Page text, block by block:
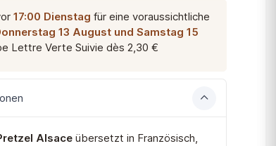
17:00 Dienstag für eine voraussichtliche
13 August und Samstag 15
Lettre Verte Suivie dès 2,30 €
Alsaceübersetzt in Französisch,